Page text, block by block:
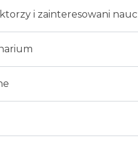
i zainteresowani